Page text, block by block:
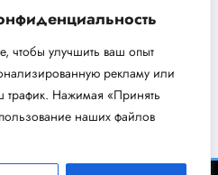
чтобы улучшить ваш опыт
рекламу или
трафик. Нажимая «Принять
наших файлов
Aquario ADK-30 —